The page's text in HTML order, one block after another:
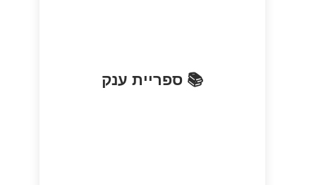
📚 ספריית ענק
אחת הספריות ההיסטוריות המרשימות
בקרואטיה עם אוספים נדירים.